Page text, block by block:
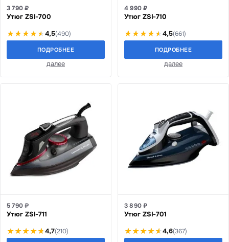
3 790 ₽
Утюг ZSI-700
4,5(490)
ПОДРОБНЕЕ
далее
4 990 ₽
Утюг ZSI-710
4,5(661)
ПОДРОБНЕЕ
далее
5 790 ₽
Утюг ZSI-711
4,7(210)
3 890 ₽
Утюг ZSI-701
4,6(367)